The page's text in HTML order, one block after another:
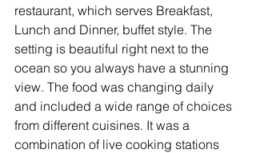
restaurant, which serves Breakfast,
Lunch and Dinner, buffet style. The
setting is beautiful right next to the
ocean so you always have a stunning
view. The food was changing daily
and included a wide range of choices
from different cuisines. It was a
combination of live cooking stations